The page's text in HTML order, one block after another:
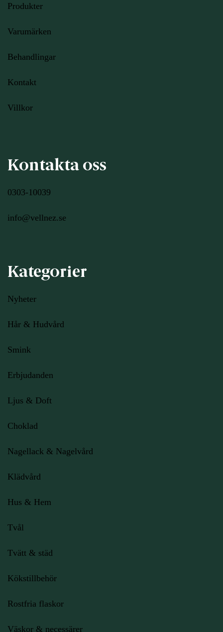
Produkter
Varumärken
Behandlingar
Kontakt
Villkor
Kontakta oss
0303-10039
info@vellnez.se
Kategorier
Nyheter
Hår & Hudvård
Smink
Erbjudanden
Ljus & Doft
Choklad
Nagellack & Nagelvård
Klädvård
Hus & Hem
Tvål
Tvätt & städ
Kökstillbehör
Rostfria flaskor
Väskor & necessärer